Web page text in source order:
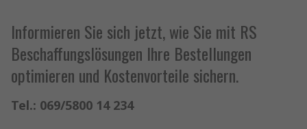
Informieren Sie sich jetzt, wie Sie mit RS
Beschaffungslösungen Ihre Bestellungen
optimieren und Kostenvorteile sichern.
Tel.: 069/5800 14 234